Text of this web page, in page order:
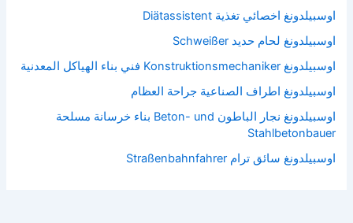
اوسبيلدونغ اخصائي تغذية Diätassistent
اوسبيلدونغ لحام حديد Schweißer
اوسبيلدونغ Konstruktionsmechaniker فني بناء الهياكل المعدنية
اوسبيلدونغ اطراف الصناعية جراحة العظام
اوسبيلدونغ نجار الباطون Beton- und بناء خرسانة مسلحة
Stahlbetonbauer
اوسبيلدونغ سائق ترام Straßenbahnfahrer